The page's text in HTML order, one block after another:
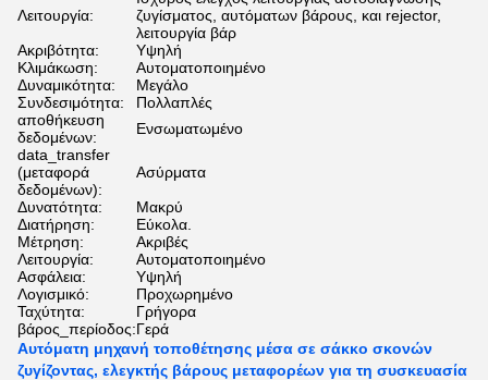
Λειτουργία:
ζυγίσματος, αυτόματων βάρους, και rejector,
λειτουργία βάρ
Ακριβότητα:
Υψηλή
Κλιμάκωση:
Αυτοματοποιημένο
Δυναμικότητα:
Μεγάλο
Συνδεσιμότητα:
Πολλαπλές
αποθήκευση
δεδομένων:
Ενσωματωμένο
data_transfer
(μεταφορά
δεδομένων):
Ασύρματα
Δυνατότητα:
Μακρύ
Διατήρηση:
Εύκολα.
Μέτρηση:
Ακριβές
Λειτουργία:
Αυτοματοποιημένο
Ασφάλεια:
Υψηλή
Λογισμικό:
Προχωρημένο
Ταχύτητα:
Γρήγορα
βάρος_περίοδος:Γερά
Αυτόματη μηχανή τοποθέτησης μέσα σε σάκκο σκονών
ζυγίζοντας, ελεγκτής βάρους μεταφορέων για τη συσκευασία